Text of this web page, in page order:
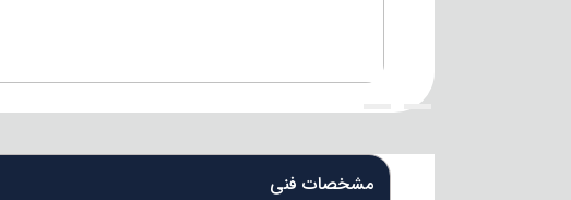
{title}
{title}
مشخصات فنی